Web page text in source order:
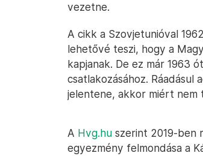
vezetne.
A cikk a Szovjetunióval
lehetővé teszi, hogy a
kapjanak. De ez már 1963
csatlakozásához. Ráadásul
jelentene, akkor miért nem
A Hvg.hu szerint 2019-ben
egyezmény felmondása a